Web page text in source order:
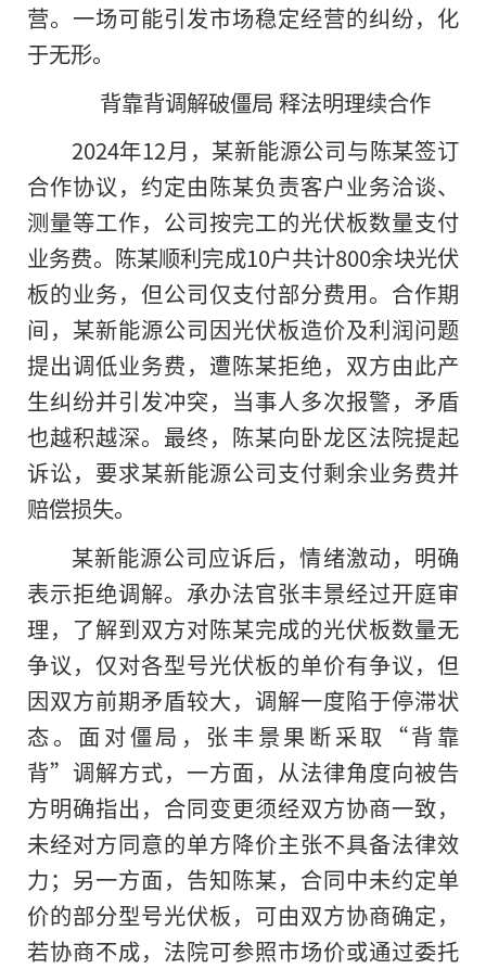
营。一场可能引发市场稳定经营的纠纷，化
于无形。
背靠背调解破僵局 释法明理续合作
2024年12月，某新能源公司与陈某签订
合作协议，约定由陈某负责客户业务洽谈、
测量等工作，公司按完工的光伏板数量支付
业务费。陈某顺利完成10户共计800余块光伏
板的业务，但公司仅支付部分费用。合作期
间，某新能源公司因光伏板造价及利润问题
提出调低业务费，遭陈某拒绝，双方由此产
生纠纷并引发冲突，当事人多次报警，矛盾
也越积越深。最终，陈某向卧龙区法院提起
诉讼，要求某新能源公司支付剩余业务费并
赔偿损失。
某新能源公司应诉后，情绪激动，明确
表示拒绝调解。承办法官张丰景经过开庭审
理，了解到双方对陈某完成的光伏板数量无
争议，仅对各型号光伏板的单价有争议，但
因双方前期矛盾较大，调解一度陷于停滞状
态。面对僵局，张丰景果断采取“背靠
背”调解方式，一方面，从法律角度向被告
方明确指出，合同变更须经双方协商一致，
未经对方同意的单方降价主张不具备法律效
力；另一方面，告知陈某，合同中未约定单
价的部分型号光伏板，可由双方协商确定，
若协商不成，法院可参照市场价或通过委托